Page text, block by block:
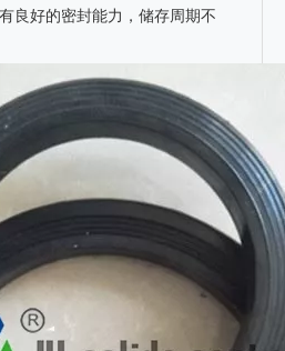
良好的密封能力，储存周期不